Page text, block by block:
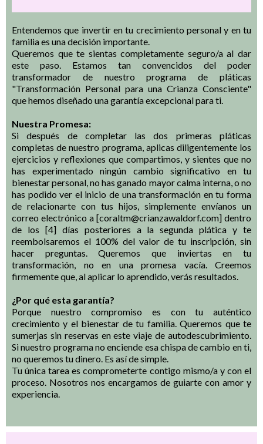
Entendemos que invertir en tu crecimiento personal y en tu
familia es una decisión importante.
Queremos que te sientas completamente seguro/a al dar
este paso. Estamos tan convencidos del poder
transformador de nuestro programa de pláticas
"Transformación Personal para una Crianza Consciente"
que hemos diseñado una garantía excepcional para ti.
Nuestra Promesa:
Si después de completar las dos primeras pláticas
completas de nuestro programa, aplicas diligentemente los
ejercicios y reflexiones que compartimos, y sientes que no
has experimentado ningún cambio significativo en tu
bienestar personal, no has ganado mayor calma interna, o no
has podido ver el inicio de una transformación en tu forma
de relacionarte con tus hijos, simplemente envíanos un
correo electrónico a [coraltm@crianzawaldorf.com] dentro
de los [4] días posteriores a la segunda plática y te
reembolsaremos el 100% del valor de tu inscripción, sin
hacer preguntas. Queremos que inviertas en tu
transformación, no en una promesa vacía. Creemos
firmemente que, al aplicar lo aprendido, verás resultados.
¿Por qué esta garantía?
Porque nuestro compromiso es con tu auténtico
crecimiento y el bienestar de tu familia. Queremos que te
sumerjas sin reservas en este viaje de autodescubrimiento.
Si nuestro programa no enciende esa chispa de cambio en ti,
no queremos tu dinero. Es así de simple.
Tu única tarea es comprometerte contigo mismo/a y con el
proceso. Nosotros nos encargamos de guiarte con amor y
experiencia.